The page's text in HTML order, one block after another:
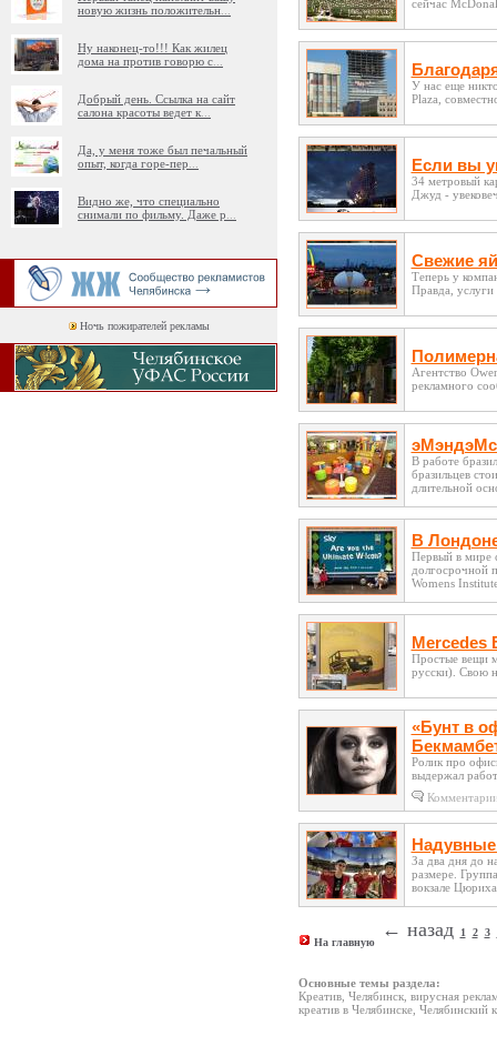
новую жизнь положительн
Ну наконец-то!!! Как жилец
дома на против говорю с
Добрый день. Ссылка на сайт
салона красоты ведет к
Да, у меня тоже был печальный
опыт, когда горе-пер
Видно же, что специально
снимали по фильму. Даже р
Ночь пожирателей рекламы
сейчас
У нас еще
Plaza,
Если вы
34 метровый
Джуд -
Свежие
Теперь у
Правда,
Агентство
рекламного
В работе
бразильцев
длительной
В
Первый в мире
долгосрочной
Womens
Mercedes
Простые вещи
русски). Свою
«Бунт в
Ролик про
выдержал
За два дня до
размере.
вокзале
На главную
← назад 1 2 3
Основные темы раздела:
Креатив, Челябинск, вирусная
креатив в Челябинске, Челябинский